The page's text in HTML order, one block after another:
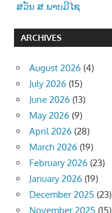
ສວັນ ສ.ພາບມີໄຊ
ARCHIVES
August 2026 (4)
July 2026 (15)
June 2026 (13)
May 2026 (9)
April 2026 (28)
March 2026 (19)
February 2026 (23)
January 2026 (19)
December 2025 (23)
November 2025 (15)